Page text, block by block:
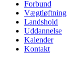
Forbund
Vægtløftning
Landshold
Uddannelse
Kalender
Kontakt